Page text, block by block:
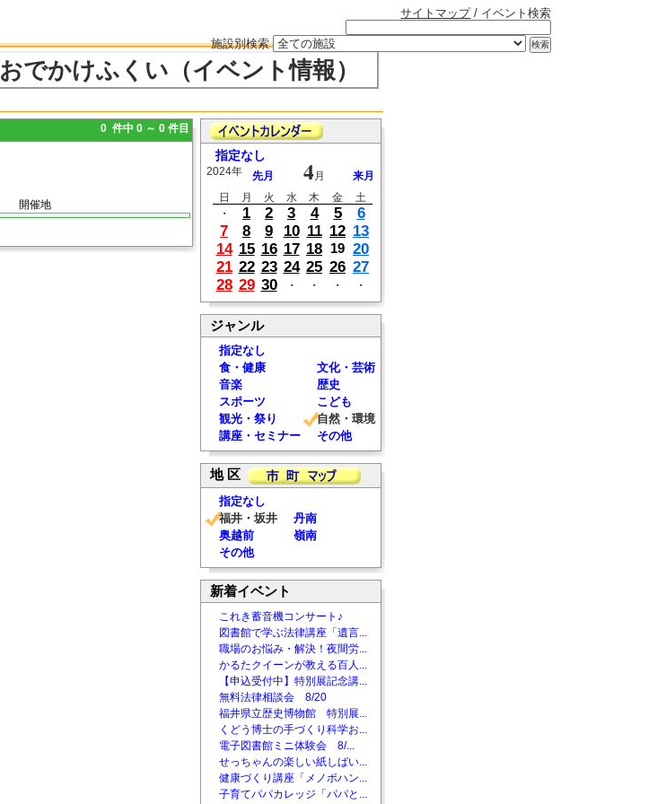
サイトマップ/ イベント検索
施設別検索
おでかけふくい（イベント情報）
0 件中 0 ～ 0 件目
開催地
指定なし
2024年 先月 4月
来月
日
月 火 水 木 金
土
・
1 2 3 4 5
6
7
8 9 10 11 12 13
14 15 16 17 18 19 20
21 22 23 24 25 26 27
28 29 30 ・ ・ ・ ・
ジャンル
指定なし
食・健康
文化・芸術
音楽
歴史
スポーツ
こども
観光・祭り
自然・環境
講座・セミナー
その他
地 区
指定なし
福井・坂井
丹南
奥越前
嶺南
その他
新着イベント
これき蓄音機コンサート♪
図書館で学ぶ法律講座「遺言...
職場のお悩み・解決！夜間労...
かるたクイーンが教える百人...
【申込受付中】特別展記念講...
無料法律相談会 8/20
福井県立歴史博物館 特別展...
くどう博士の手づくり科学お...
電子図書館ミニ体験会 8/...
せっちゃんの楽しい紙しばい...
健康づくり講座「メノポハン...
子育てパパカレッジ「パパと...